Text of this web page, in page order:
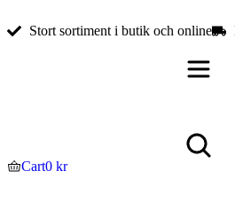
Stort sortiment i butik och online
Cart0 kr